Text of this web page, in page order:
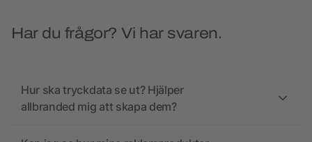
Har du frågor? Vi har svaren.
Hur ska tryckdata se ut? Hjälper
allbranded mig att skapa dem?